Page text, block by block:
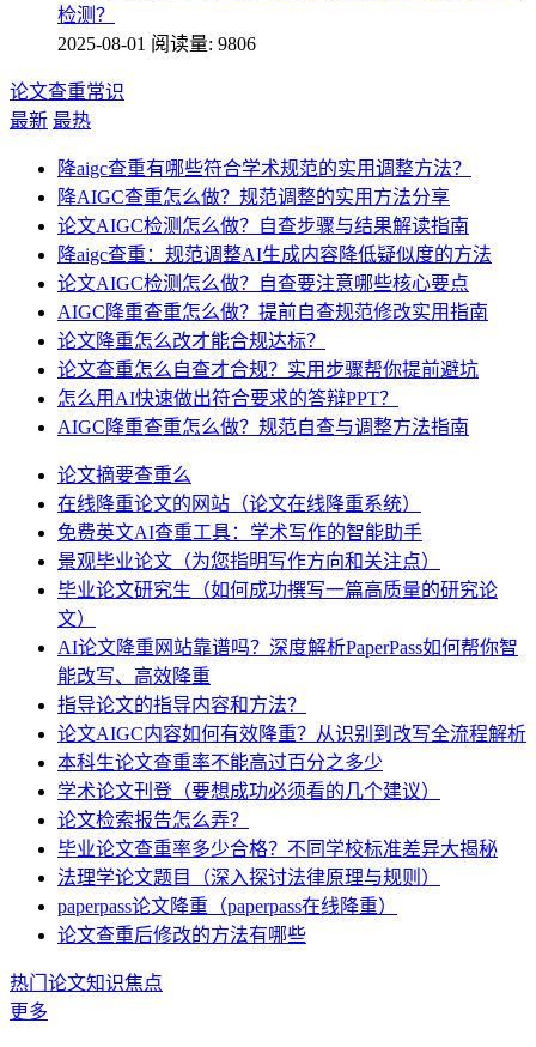
检测？
2025-08-01 阅读量: 9806
论文查重常识
最新 最热
降aigc查重有哪些符合学术规范的实用调整方法？
降AIGC查重怎么做？规范调整的实用方法分享
论文AIGC检测怎么做？自查步骤与结果解读指南
降aigc查重：规范调整AI生成内容降低疑似度的方法
论文AIGC检测怎么做？自查要注意哪些核心要点
AIGC降重查重怎么做？提前自查规范修改实用指南
论文降重怎么改才能合规达标？
论文查重怎么自查才合规？实用步骤帮你提前避坑
怎么用AI快速做出符合要求的答辩PPT？
AIGC降重查重怎么做？规范自查与调整方法指南
论文摘要查重么
在线降重论文的网站（论文在线降重系统）
免费英文AI查重工具：学术写作的智能助手
景观毕业论文（为您指明写作方向和关注点）
毕业论文研究生（如何成功撰写一篇高质量的研究论
文）
AI论文降重网站靠谱吗？深度解析PaperPass如何帮你智
能改写、高效降重
指导论文的指导内容和方法？
论文AIGC内容如何有效降重？从识别到改写全流程解析
本科生论文查重率不能高过百分之多少
学术论文刊登（要想成功必须看的几个建议）
论文检索报告怎么弄？
毕业论文查重率多少合格？不同学校标准差异大揭秘
法理学论文题目（深入探讨法律原理与规则）
paperpass论文降重（paperpass在线降重）
论文查重后修改的方法有哪些
热门论文知识焦点
更多